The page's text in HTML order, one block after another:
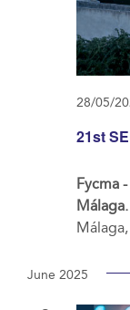
21st
28/05/
Fycma
Málaga.
June 2025